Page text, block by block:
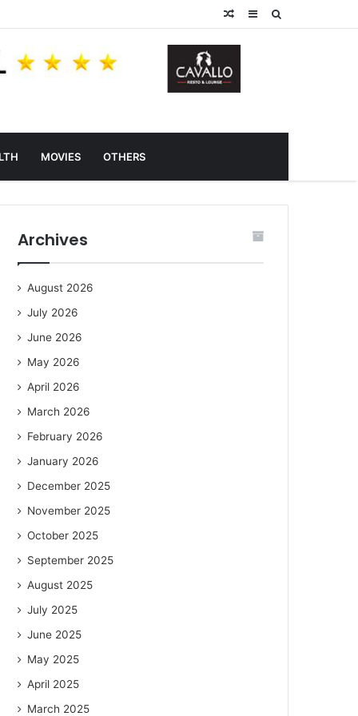
Sidebar
Random
MOVIES OTHERS
Archives
August 2026
July 2026
June 2026
May 2026
April 2026
March 2026
February 2026
January 2026
December 2025
November 2025
October 2025
September 2025
August 2025
July 2025
June 2025
May 2025
April 2025
March 2025